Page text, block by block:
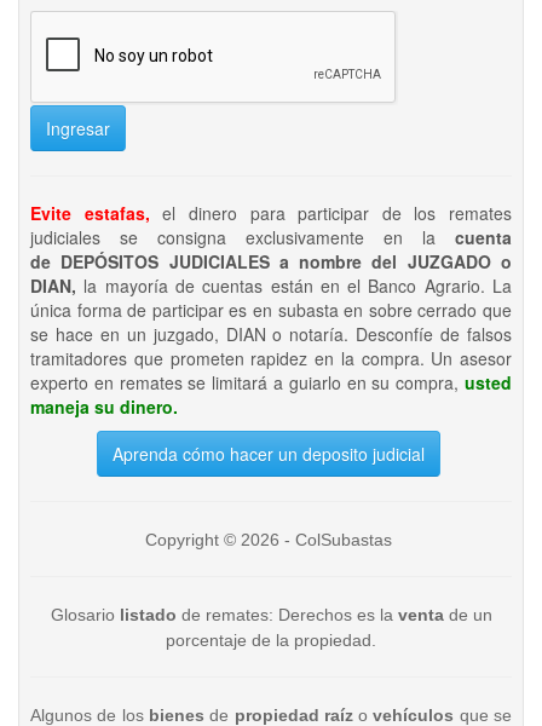
Ingresar
Evite estafas, el dinero para participar de los remates
judiciales se consigna exclusivamente en la cuenta
de DEPÓSITOS JUDICIALES a nombre del JUZGADO o
DIAN, la mayoría de cuentas están en el Banco Agrario. La
única forma de participar es en subasta en sobre cerrado que
se hace en un juzgado, DIAN o notaría. Desconfíe de falsos
tramitadores que prometen rapidez en la compra. Un asesor
experto en remates se limitará a guiarlo en su compra, usted
maneja su dinero.
Aprenda cómo hacer un deposito judicial
Copyright © 2026 - ColSubastas
Glosario listado de remates: Derechos es la ventade un
porcentaje de la propiedad.
Algunos de los bienesde propiedad raízo vehículos que se